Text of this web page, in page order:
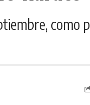
como